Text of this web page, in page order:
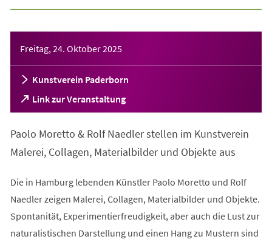
Freitag, 24. Oktober 2025
Kunstverein Paderborn
Link zur Veranstaltung
(Öffnet
in
neuen
Tab)
Paolo Moretto & Rolf Naedler stellen im Kunstverein
Malerei, Collagen, Materialbilder und Objekte aus
Die in Hamburg lebenden Künstler Paolo Moretto und Rolf
Naedler zeigen Malerei, Collagen, Materialbilder und Objekte.
Spontanität, Experimentierfreudigkeit, aber auch die Lust zur
naturalistischen Darstellung und einen Hang zu Mustern sind